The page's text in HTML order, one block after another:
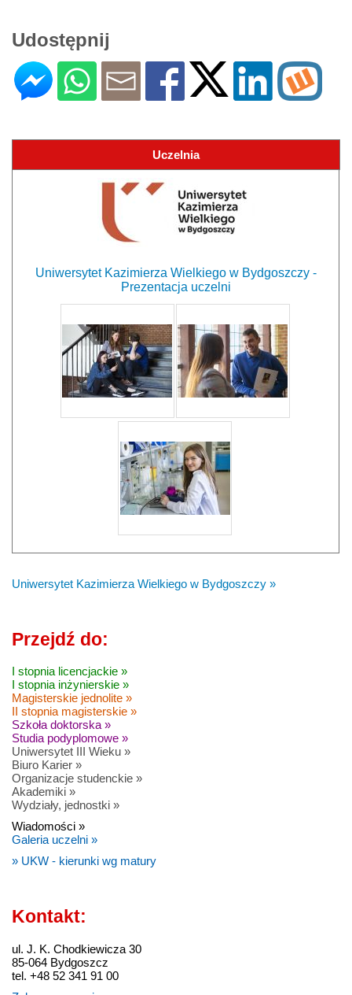
Udostępnij
Uczelnia
Uniwersytet Kazimierza Wielkiego w Bydgoszczy -
Prezentacja uczelni
Uniwersytet Kazimierza Wielkiego w Bydgoszczy »
Przejdź do:
I stopnia licencjackie »
I stopnia inżynierskie »
Magisterskie jednolite »
II stopnia magisterskie »
Szkoła doktorska »
Studia podyplomowe »
Uniwersytet III Wieku »
Biuro Karier »
Organizacje studenckie »
Akademiki »
Wydziały, jednostki »
Wiadomości »
Galeria uczelni »
» UKW - kierunki wg matury
Kontakt:
ul. J. K. Chodkiewicza 30
85-064 Bydgoszcz
tel. +48 52 341 91 00